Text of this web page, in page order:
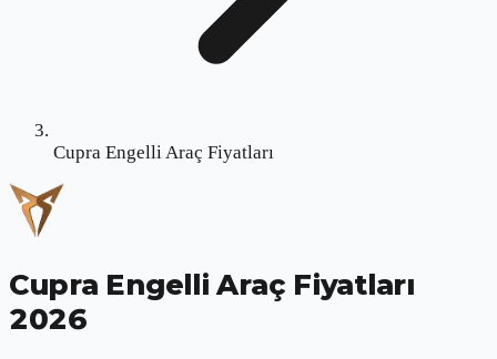
Cupra Engelli Araç Fiyatları
Cupra Engelli Araç Fiyatları
2026